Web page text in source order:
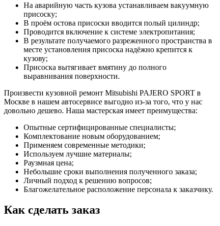
На аварийную часть кузова устанавливаем вакуумную
присоску;
В проём остова присоски вводится полый цилиндр;
Проводится включение к системе электропитания;
В результате получаемого разреженного пространства в
месте установления присоска надёжно крепится к
кузову;
Присоска вытягивает вмятину до полного
выравнивания поверхности.
Произвести кузовной ремонт Mitsubishi PAJERO SPORT в
Москве в нашем автосервисе выгодно из-за того, что у нас
довольно дешево. Наша мастерская имеет преимущества:
Опытные сертифицированные специалисты;
Комплектование новым оборудованием;
Применяем современные методики;
Используем лучшие материалы;
Раузмная цена;
Небольшие сроки выполнения полученного заказа;
Личный подход к решению вопросов;
Благожелательное расположение персонала к заказчику.
Как сделать заказ